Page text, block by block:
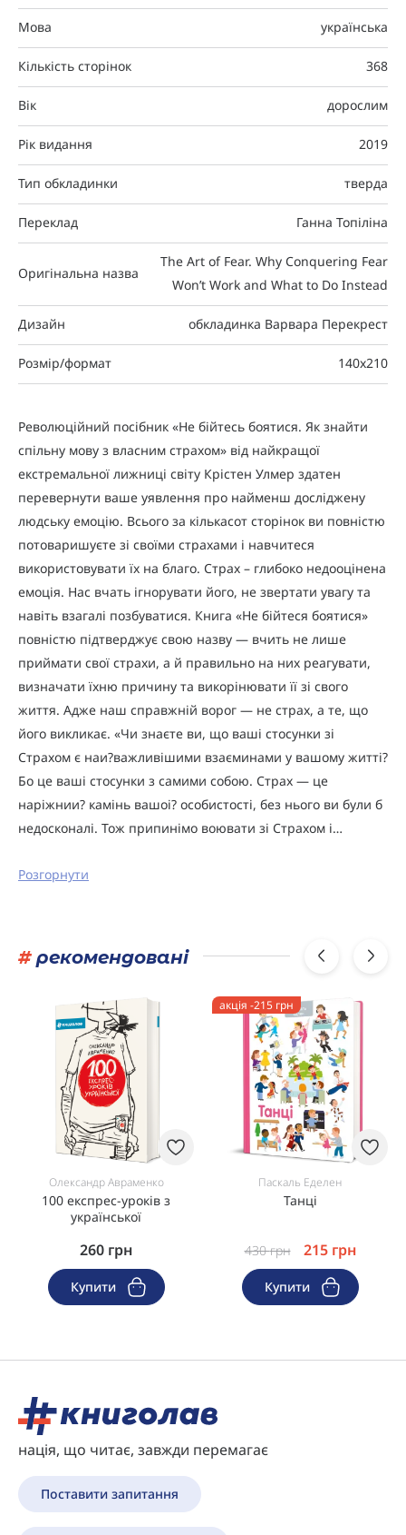
Мова українська
Кількість сторінок 368
Вік дорослим
Рік видання 2019
Тип обкладинки тверда
Переклад Ганна Топіліна
Оригінальна назва
The Art of Fear. Why Conquering Fear
Won’t Work and What to Do Instead
Дизайн обкладинка Варвара Перекрест
Розмір/формат 140x210
Революційний посібник «Не бійтесь боятися. Як знайти
спільну мову з власним страхом» від найкращої
екстремальної лижниці світу Крістен Улмер здатен
перевернути ваше уявлення про найменш досліджену
людську емоцію. Всього за кількасот сторінок ви повністю
потоваришуєте зі своїми страхами і навчитеся
використовувати їх на благо. Страх – глибоко недооцінена
емоція. Нас вчать ігнорувати його, не звертати увагу та
навіть взагалі позбуватися. Книга «Не бійтеся боятися»
повністю підтверджує свою назву — вчить не лише
приймати свої страхи, а й правильно на них реагувати,
визначати їхню причину та викорінювати її зі свого
життя. Адже наш справжній ворог — не страх, а те, що
його викликає. «Чи знаєте ви, що ваші стосунки зі
Страхом є наи?важливішими взаєминами у вашому житті?
Бо це ваші стосунки з самими собою. Страх — це
наріжнии? камінь вашоі? особистості, без нього ви були б
недосконалі. Тож припинімо воювати зі Страхом і…
Розгорнути
#рекомендовані
Олександр Авраменко
100 експрес-уроків з
української
260 грн
Купити
акція -215 грн
Паскаль Еделен
Танці
430грн 215 грн
Купити
нація, що читає, завжди перемагає
Поставити запитання